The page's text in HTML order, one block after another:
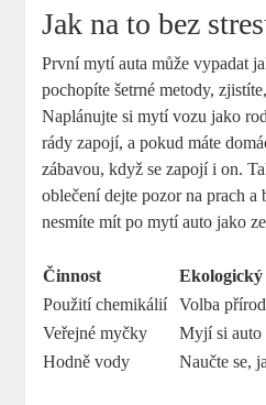
Jak na to bez
První mytí auta může vypadat
pochopíte šetrné metody,
Naplánujte si mytí vozu jako
rády zapojí, a pokud máte
zábavou, když se zapojí i on.
oblečení dejte pozor na prach a
nesmíte mít po mytí auto jako
Činnost
Použití chemikálií
Volba
Veřejné myčky
Myjí si auto
Hodně vody
Naučte se,